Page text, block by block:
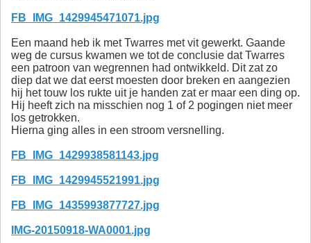
FB_IMG_1429945471071.jpg
Een maand heb ik met Twarres met vit gewerkt. Gaande
weg de cursus kwamen we tot de conclusie dat Twarres
een patroon van wegrennen had ontwikkeld. Dit zat zo
diep dat we dat eerst moesten door breken en aangezien
hij het touw los rukte uit je handen zat er maar een ding op.
Hij heeft zich na misschien nog 1 of 2 pogingen niet meer
los getrokken.
Hierna ging alles in een stroom versnelling.
FB_IMG_1429938581143.jpg
FB_IMG_1429945521991.jpg
FB_IMG_1435993877727.jpg
IMG-20150918-WA0001.jpg